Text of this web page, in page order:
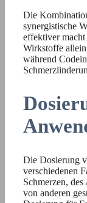
Die
synergistische
effektiver macht
Wirkstoffe
während
Die Dosierung
verschiedenen
Schmerzen,
von anderen